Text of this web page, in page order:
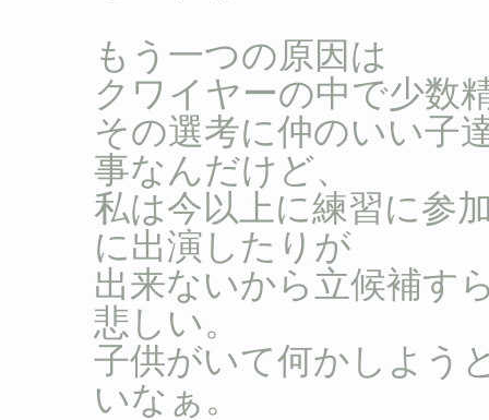
もう一つの原因は
クワイヤーの中で少数
その選考に仲のいい子
事なんだけど、
私は今以上に練習に参
に出演したりが
出来ないから立候補す
悲しい。
子供がいて何かしよう
いなぁ。